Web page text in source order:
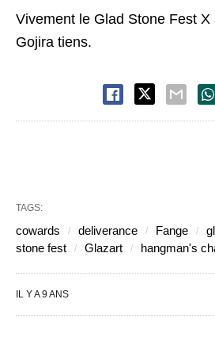
Vivement le Glad Stone Fest
Gojira tiens.
TAGS:
cowards deliverance Fange
stone fest
Glazart hangman's
IL Y A 9 ANS